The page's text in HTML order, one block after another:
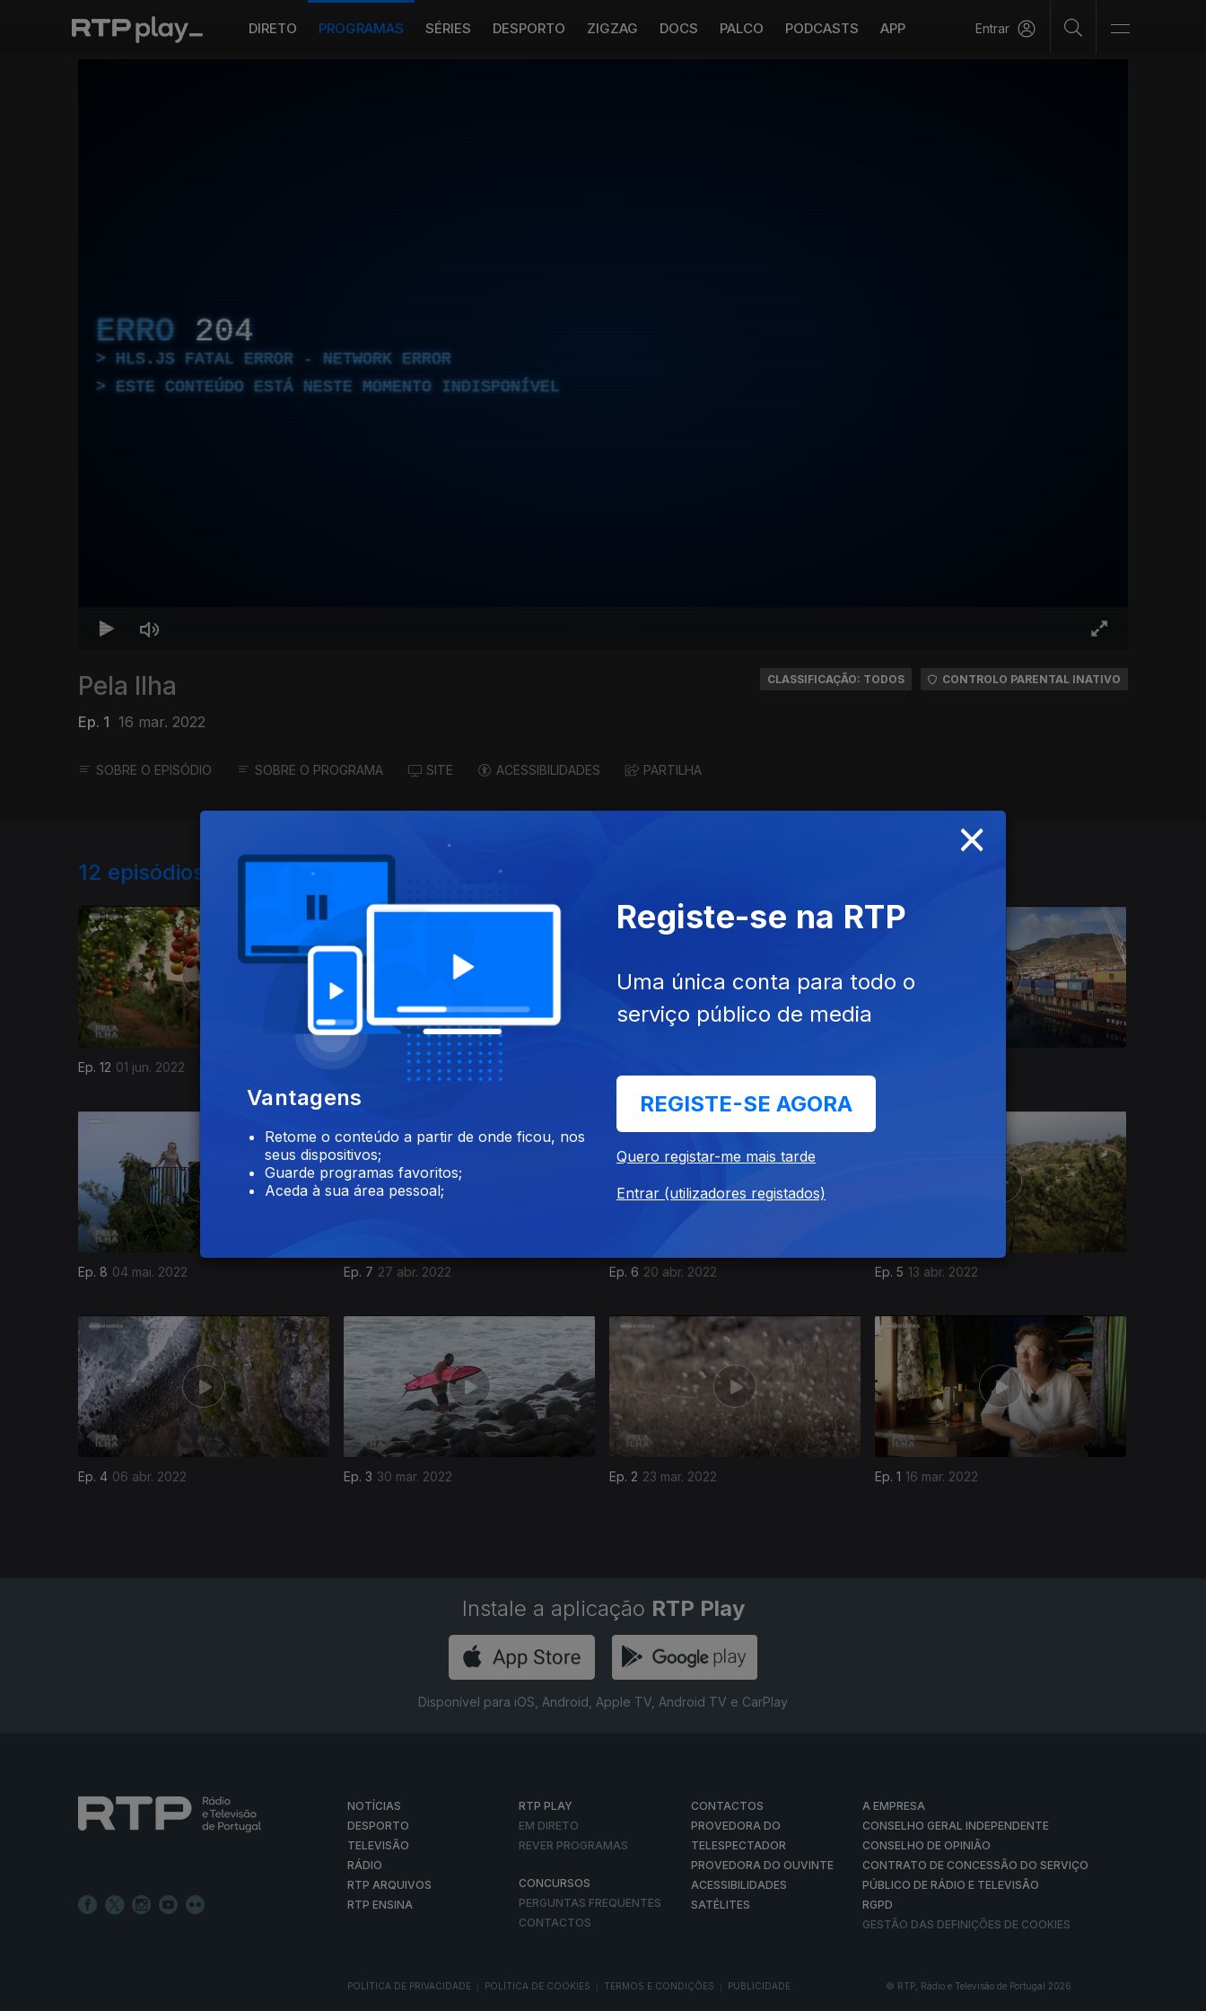
DIRETO PROGRAMAS SÉRIES DESPORTO ZIGZAG DOCS PALCO PODCASTS APP Entrar
ERRO 204
HLS.JS FATAL ERROR - NETWORK ERROR
ESTE CONTEÚDO ESTÁ NESTE MOMENTO INDISPONÍVEL
Pela Ilha
Ep. 1 16 mar. 2022
CLASSIFICAÇÃO: TODOS CONTROLO PARENTAL INATIVO
SOBRE O EPISÓDIO SOBRE O PROGRAMA SITE ACESSIBILIDADES PARTILHA
12 episódios disponíveis
Ep. 12 01 jun. 2022 25 mai. 2022
Ep. 8 04 mai. 2022 Ep. 7 27 abr. 2022 Ep. 6 20 abr. 2022 Ep. 5 13 abr. 2022
Ep. 4 06 abr. 2022 Ep. 3 30 mar. 2022 Ep. 2 23 mar. 2022 Ep. 1 16 mar. 2022
605226
Instale a aplicação RTP Play
Disponível para iOS, Android, Apple TV, Android TV e CarPlay
NOTÍCIAS
DESPORTO
TELEVISÃO
RÁDIO
RTP ARQUIVOS
RTP ENSINA
RTP PLAY
EM DIRETO
REVER PROGRAMAS
CONCURSOS
PERGUNTAS FREQUENTES
CONTACTOS
CONTACTOS
PROVEDORA DO
TELESPECTADOR
PROVEDORA DO OUVINTE
ACESSIBILIDADES
SATÉLITES
A EMPRESA
CONSELHO GERAL INDEPENDENTE
CONSELHO DE OPINIÃO
CONTRATO DE CONCESSÃO DO SERVIÇO
PÚBLICO DE RÁDIO E TELEVISÃO
RGPD
GESTÃO DAS DEFINIÇÕES DE COOKIES
POLÍTICA DE PRIVACIDADE POLÍTICA DE COOKIES TERMOS E CONDIÇÕES PUBLICIDADE © RTP, Rádio e Televisão de Portugal 2026
×
Vantagens
Retome o conteúdo a partir de onde ficou, nos
seus dispositivos;
Guarde programas favoritos;
Aceda à sua área pessoal;
Registe-se na RTP
Uma única conta para todo o
serviço público de media
REGISTE-SE AGORA
Quero registar-me mais tarde
Entrar (utilizadores registados)